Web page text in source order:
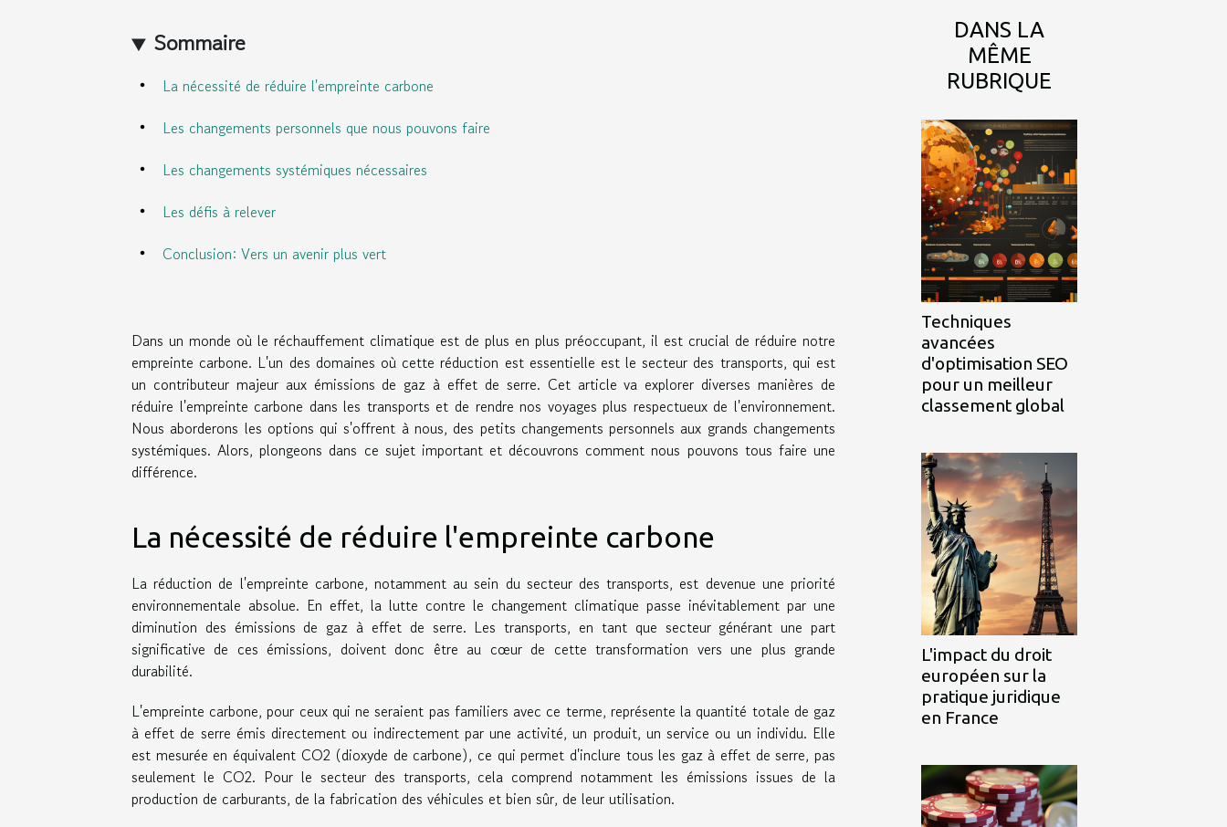
Sommaire
La nécessité de réduire l'empreinte carbone
Les changements personnels que nous pouvons faire
Les changements systémiques nécessaires
Les défis à relever
Conclusion: Vers un avenir plus vert
Dans un monde où le réchauffement climatique est de plus en plus préoccupant, il est crucial de réduire notre
empreinte carbone. L'un des domaines où cette réduction est essentielle est le secteur des transports, qui est
un contributeur majeur aux émissions de gaz à effet de serre. Cet article va explorer diverses manières de
réduire l'empreinte carbone dans les transports et de rendre nos voyages plus respectueux de l'environnement.
Nous aborderons les options qui s'offrent à nous, des petits changements personnels aux grands changements
systémiques. Alors, plongeons dans ce sujet important et découvrons comment nous pouvons tous faire une
différence.
La nécessité de réduire l'empreinte carbone
La réduction de l'empreinte carbone, notamment au sein du secteur des transports, est devenue une priorité
environnementale absolue. En effet, la lutte contre le changement climatique passe inévitablement par une
diminution des émissions de gaz à effet de serre. Les transports, en tant que secteur générant une part
significative de ces émissions, doivent donc être au cœur de cette transformation vers une plus grande
durabilité.
L'empreinte carbone, pour ceux qui ne seraient pas familiers avec ce terme, représente la quantité totale de gaz
à effet de serre émis directement ou indirectement par une activité, un produit, un service ou un individu. Elle
est mesurée en équivalent CO2 (dioxyde de carbone), ce qui permet d'inclure tous les gaz à effet de serre, pas
seulement le CO2. Pour le secteur des transports, cela comprend notamment les émissions issues de la
production de carburants, de la fabrication des véhicules et bien sûr, de leur utilisation.
DANS LA
MÊME
RUBRIQUE
Techniques
avancées
d'optimisation SEO
pour un meilleur
classement global
L'impact du droit
européen sur la
pratique juridique
en France